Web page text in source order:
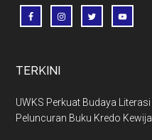
TERKINI
UWKS Perkuat Budaya
Peluncuran Buku Kredo